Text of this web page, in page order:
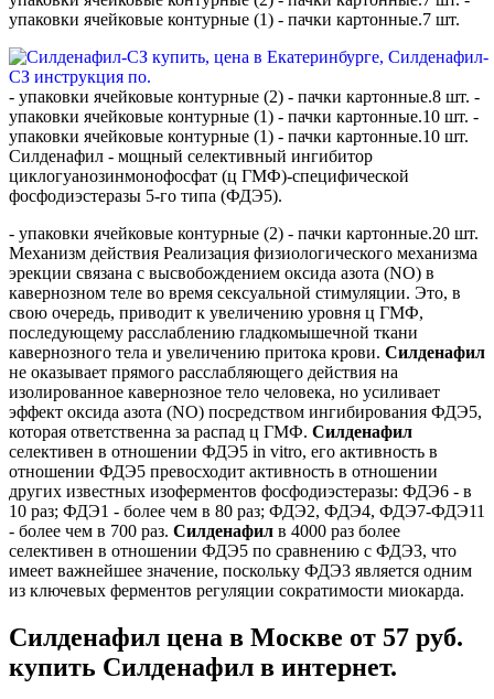
упаковки ячейковые контурные (1) - пачки картонные.7 шт.
- упаковки ячейковые контурные (2) - пачки картонные.8 шт. -
упаковки ячейковые контурные (1) - пачки картонные.10 шт. -
упаковки ячейковые контурные (1) - пачки картонные.10 шт.
Силденафил - мощный селективный ингибитор
циклогуанозинмонофосфат (ц ГМФ)-специфической
фосфодиэстеразы 5-го типа (ФДЭ5).
- упаковки ячейковые контурные (2) - пачки картонные.20 шт.
Механизм действия Реализация физиологического механизма
эрекции связана с высвобождением оксида азота (NO) в
кавернозном теле во время сексуальной стимуляции. Это, в
свою очередь, приводит к увеличению уровня ц ГМФ,
последующему расслаблению гладкомышечной ткани
кавернозного тела и увеличению притока крови. Силденафил
не оказывает прямого расслабляющего действия на
изолированное кавернозное тело человека, но усиливает
эффект оксида азота (NO) посредством ингибирования ФДЭ5,
которая ответственна за распад ц ГМФ. Силденафил
селективен в отношении ФДЭ5 in vitro, его активность в
отношении ФДЭ5 превосходит активность в отношении
других известных изоферментов фосфодиэстеразы: ФДЭ6 - в
10 раз; ФДЭ1 - более чем в 80 раз; ФДЭ2, ФДЭ4, ФДЭ7-ФДЭ11
- более чем в 700 раз. Силденафил в 4000 раз более
селективен в отношении ФДЭ5 по сравнению с ФДЭ3, что
имеет важнейшее значение, поскольку ФДЭ3 является одним
из ключевых ферментов регуляции сократимости миокарда.
Силденафил цена в Москве от 57 руб.
купить Силденафил в интернет.